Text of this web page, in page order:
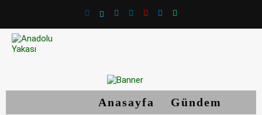
Anasayfa
Gündem